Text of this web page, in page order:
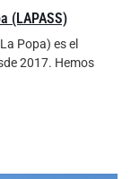
(LAPASS)
Popa) es el
2017. Hemos